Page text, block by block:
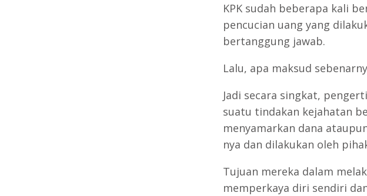
KPK sudah beberapa kali
pencucian uang yang
bertanggung jawab.
Lalu, apa maksud
Jadi secara singkat,
suatu tindakan kejahatan
menyamarkan dana
nya dan dilakukan oleh
Tujuan mereka dalam
memperkaya diri sendiri